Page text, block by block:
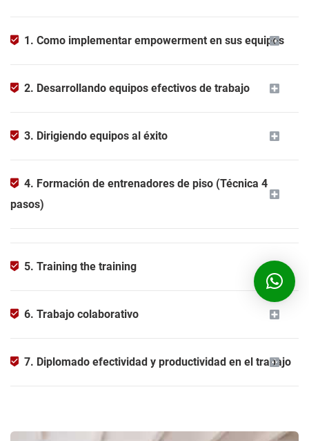
1. Como implementar empowerment en sus equipos
2. Desarrollando equipos efectivos de trabajo
3. Dirigiendo equipos al éxito
4. Formación de entrenadores de piso (Técnica 4
pasos)
5. Training the training
6. Trabajo colaborativo
7. Diplomado efectividad y productividad en el trabajo